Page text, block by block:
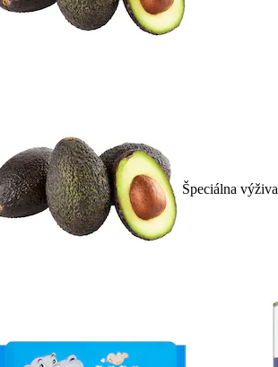
Špeciálna výživa